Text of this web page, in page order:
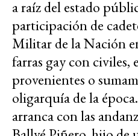
a raíz del estado
participación de
Militar de la Nación
farras gay con civiles,
provenientes o
oligarquía de la
arranca con las